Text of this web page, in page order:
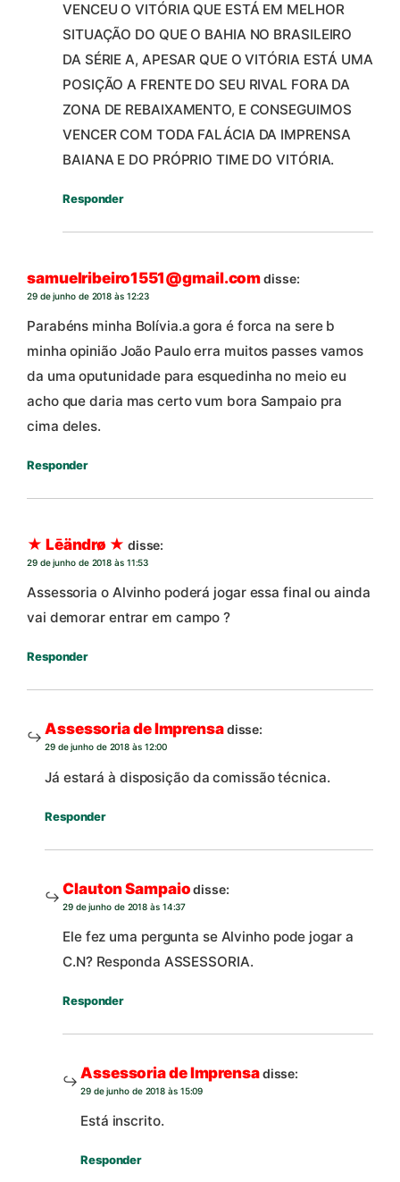
VENCEU O VITÓRIA QUE ESTÁ EM MELHOR
SITUAÇÃO DO QUE O BAHIA NO BRASILEIRO
DA SÉRIE A, APESAR QUE O VITÓRIA ESTÁ UMA
POSIÇÃO A FRENTE DO SEU RIVAL FORA DA
ZONA DE REBAIXAMENTO, E CONSEGUIMOS
VENCER COM TODA FALÁCIA DA IMPRENSA
BAIANA E DO PRÓPRIO TIME DO VITÓRIA.
Responder
samuelribeiro1551@gmail.comdisse:
29 de junho de 2018 às 12:23
Parabéns minha Bolívia.a gora é forca na sere b
minha opinião João Paulo erra muitos passes vamos
da uma oputunidade para esquedinha no meio eu
acho que daria mas certo vum bora Sampaio pra
cima deles.
Responder
★ Lēändrø ★ disse:
29 de junho de 2018 às 11:53
Assessoria o Alvinho poderá jogar essa final ou ainda
vai demorar entrar em campo ?
Responder
Assessoria de Imprensadisse:
29 de junho de 2018 às 12:00
Já estará à disposição da comissão técnica.
Responder
Clauton Sampaio disse:
29 de junho de 2018 às 14:37
Ele fez uma pergunta se Alvinho pode jogar a
C.N? Responda ASSESSORIA.
Responder
Assessoria de Imprensadisse:
29 de junho de 2018 às 15:09
Está inscrito.
Responder